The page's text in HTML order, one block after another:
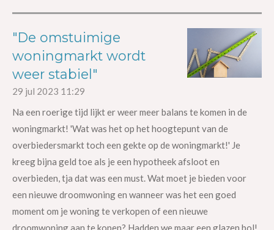
"De omstuimige
woningmarkt wordt
weer stabiel"
29 jul 2023 11:29
Na een roerige tijd lijkt er weer meer balans te komen in de
woningmarkt! 'Wat was het op het hoogtepunt van de
overbiedersmarkt toch een gekte op de woningmarkt!' Je
kreeg bijna geld toe als je een hypotheek afsloot en
overbieden, tja dat was een must. Wat moet je bieden voor
een nieuwe droomwoning en wanneer was het een goed
moment om je woning te verkopen of een nieuwe
droomwoning aan te kopen? Hadden we maar een glazen bol!